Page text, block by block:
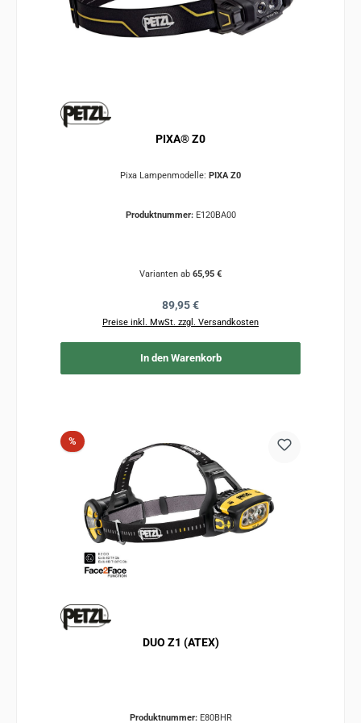
PIXA® Z0
Pixa Lampenmodelle: PIXA Z0
Produktnummer: E120BA00
Varianten ab 65,95 €
Regulärer Preis:
89,95 €
Preise inkl. MwSt. zzgl. Versandkosten
In den Warenkorb
%Rabatt
DUO Z1 (ATEX)
Produktnummer: E80BHR